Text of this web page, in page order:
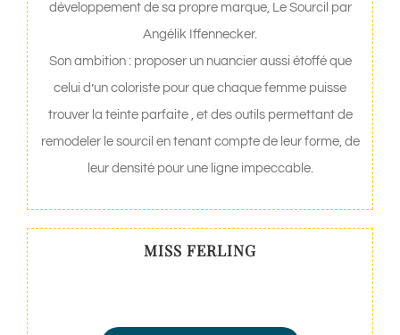
développement de sa propre marque, Le Sourcil par
Angélik Iffennecker.
Son ambition : proposer un nuancier aussi étoffé que
celui d’un coloriste pour que chaque femme puisse
trouver la teinte parfaite , et des outils permettant de
remodeler le sourcil en tenant compte de leur forme, de
leur densité pour une ligne impeccable.
MISS FERLING